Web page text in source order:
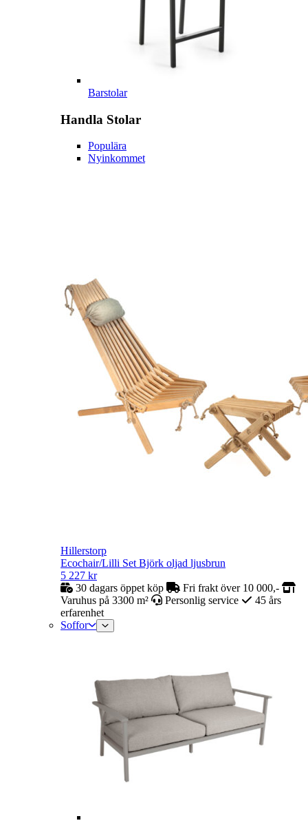
Barstolar
Handla Stolar
Populära
Nyinkommet
Hillerstorp
Ecochair/Lilli Set Björk oljad ljusbrun
5 227 kr
30 dagars öppet köp
Fri frakt över 10 000,-
Varuhus på 3300 m²
Personlig service
45 års
erfarenhet
Soffor